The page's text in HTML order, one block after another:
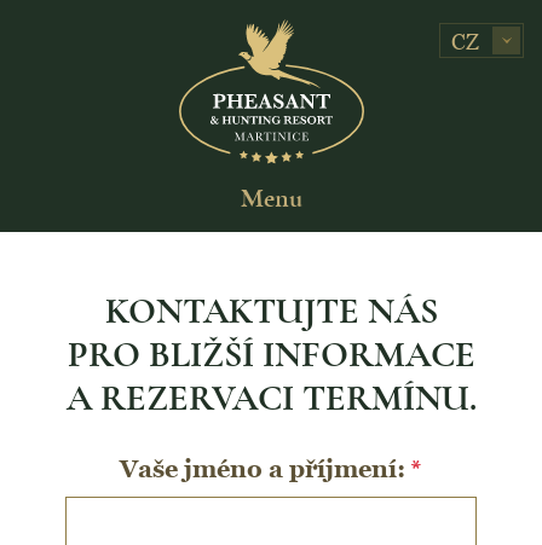
CZ
Menu
KONTAKTUJTE NÁS
PRO BLIŽŠÍ INFORMACE
A REZERVACI TERMÍNU.
Vaše jméno a příjmení: *